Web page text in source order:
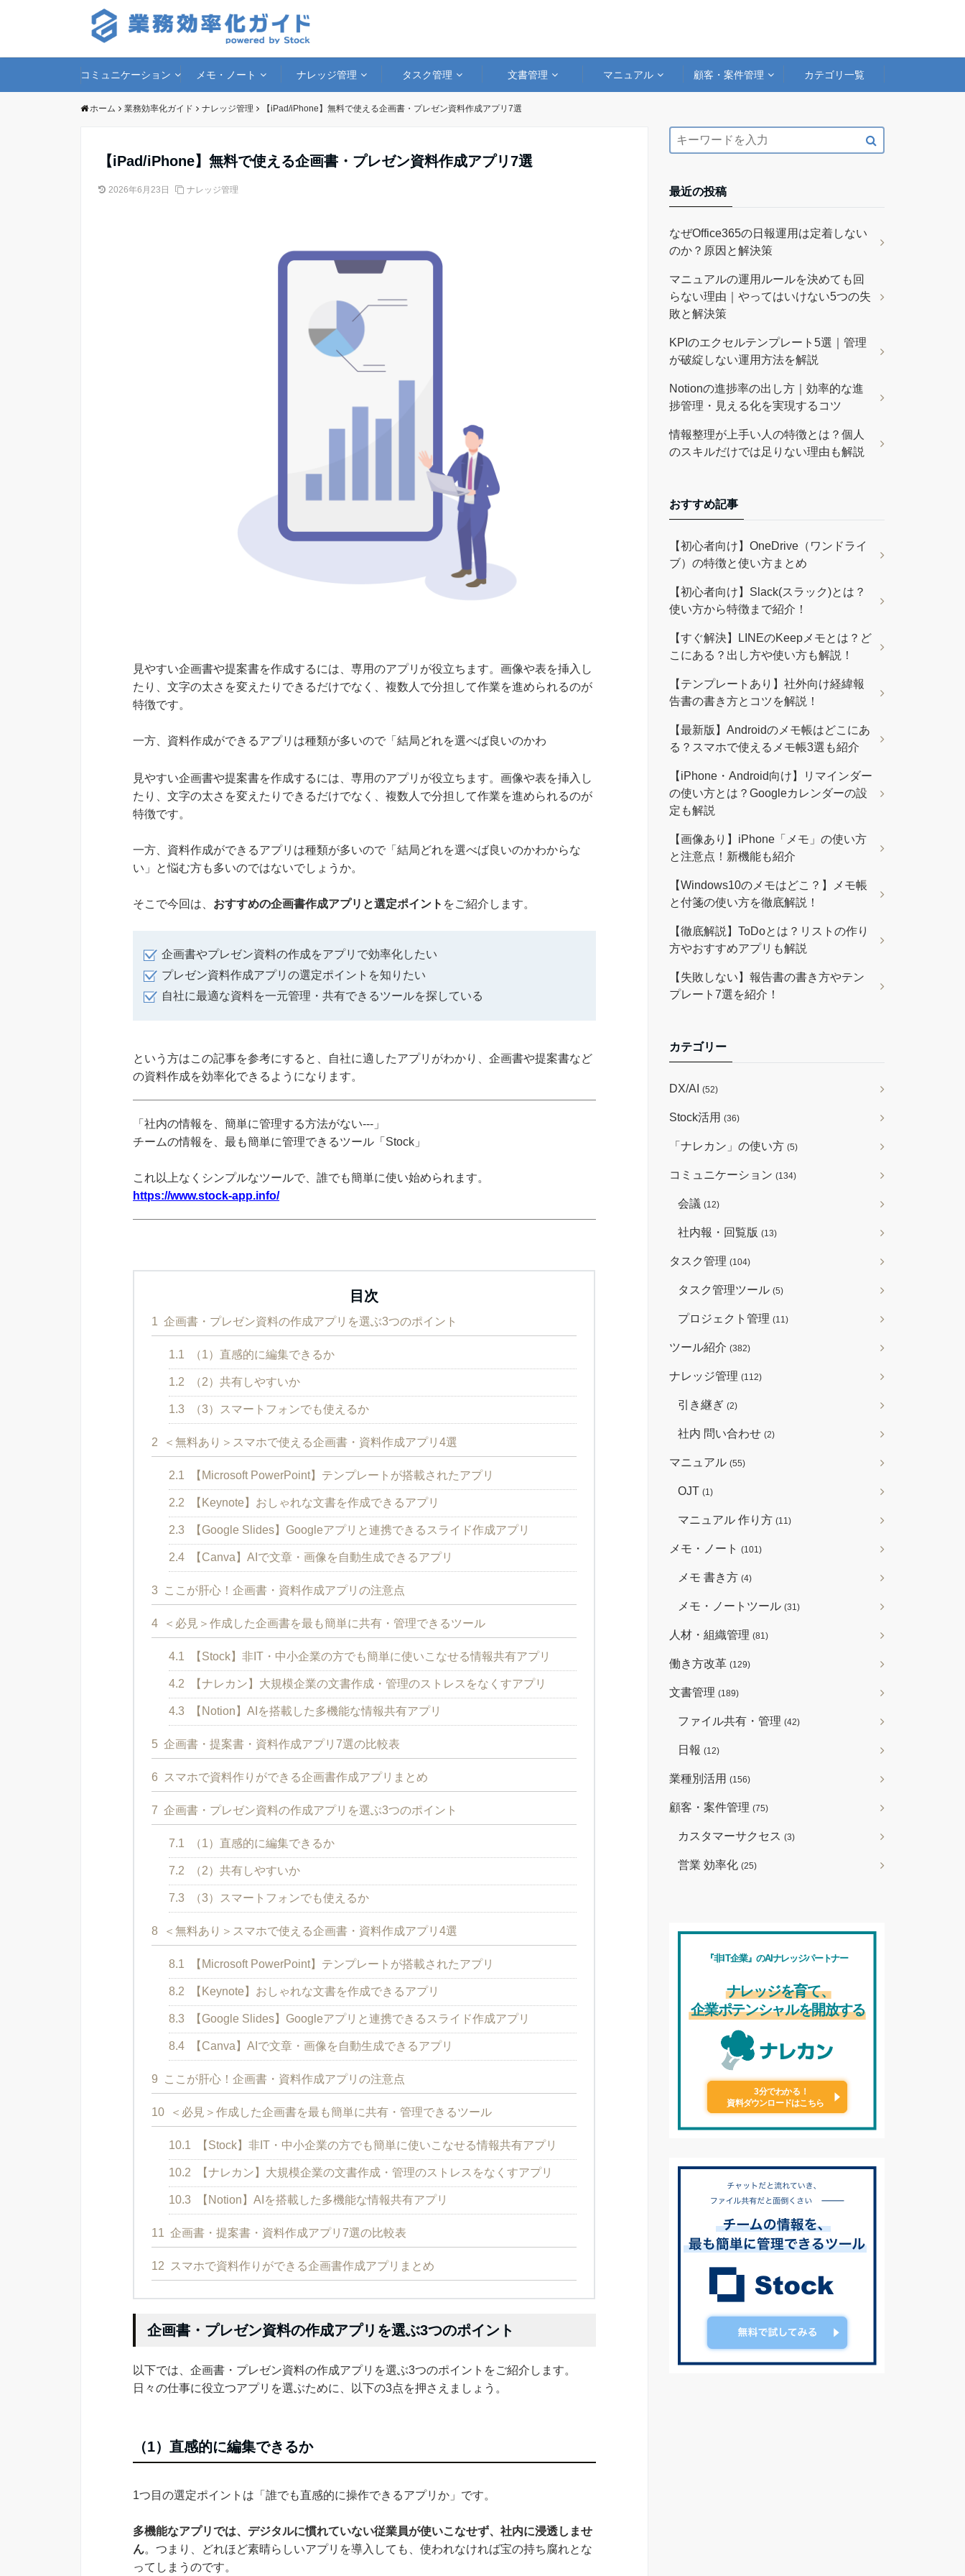
コミュニケーション メモ・ノート ナレッジ管理 タスク管理 文書管理 マニュアル 顧客・案件管理 カテゴリ一覧
ホーム 業務効率化ガイド ナレッジ管理 【iPad/iPhone】無料で使える企画書・プレゼン資料作成アプリ7選
【iPad/iPhone】無料で使える企画書・プレゼン資料作成アプリ7選
2026年6月23日 ナレッジ管理
見やすい企画書や提案書を作成するには、専用のアプリが役立ちます。画像や表を挿入し
たり、文字の太さを変えたりできるだけでなく、複数人で分担して作業を進められるのが
特徴です。
一方、資料作成ができるアプリは種類が多いので「結局どれを選べば良いのかわ
見やすい企画書や提案書を作成するには、専用のアプリが役立ちます。画像や表を挿入し
たり、文字の太さを変えたりできるだけでなく、複数人で分担して作業を進められるのが
特徴です。
一方、資料作成ができるアプリは種類が多いので「結局どれを選べば良いのかわからな
い」と悩む方も多いのではないでしょうか。
そこで今回は、 おすすめの企画書作成アプリと選定ポイント をご紹介します。
企画書やプレゼン資料の作成をアプリで効率化したい
プレゼン資料作成アプリの選定ポイントを知りたい
自社に最適な資料を一元管理・共有できるツールを探している
という方はこの記事を参考にすると、自社に適したアプリがわかり、企画書や提案書など
の資料作成を効率化できるようになります。
「社内の情報を、簡単に管理する方法がない---」
チームの情報を、最も簡単に管理できるツール「Stock」
これ以上なくシンプルなツールで、誰でも簡単に使い始められます。
https://www.stock-app.info/
目次
1 企画書・プレゼン資料の作成アプリを選ぶ3つのポイント
1.1 （1）直感的に編集できるか
1.2 （2）共有しやすいか
1.3 （3）スマートフォンでも使えるか
2 ＜無料あり＞スマホで使える企画書・資料作成アプリ4選
2.1 【Microsoft PowerPoint】テンプレートが搭載されたアプリ
2.2 【Keynote】おしゃれな文書を作成できるアプリ
2.3 【Google Slides】Googleアプリと連携できるスライド作成アプリ
2.4 【Canva】AIで文章・画像を自動生成できるアプリ
3 ここが肝心！企画書・資料作成アプリの注意点
4 ＜必見＞作成した企画書を最も簡単に共有・管理できるツール
4.1 【Stock】非IT・中小企業の方でも簡単に使いこなせる情報共有アプリ
4.2 【ナレカン】大規模企業の文書作成・管理のストレスをなくすアプリ
4.3 【Notion】AIを搭載した多機能な情報共有アプリ
5 企画書・提案書・資料作成アプリ7選の比較表
6 スマホで資料作りができる企画書作成アプリまとめ
7 企画書・プレゼン資料の作成アプリを選ぶ3つのポイント
7.1 （1）直感的に編集できるか
7.2 （2）共有しやすいか
7.3 （3）スマートフォンでも使えるか
8 ＜無料あり＞スマホで使える企画書・資料作成アプリ4選
8.1 【Microsoft PowerPoint】テンプレートが搭載されたアプリ
8.2 【Keynote】おしゃれな文書を作成できるアプリ
8.3 【Google Slides】Googleアプリと連携できるスライド作成アプリ
8.4 【Canva】AIで文章・画像を自動生成できるアプリ
9 ここが肝心！企画書・資料作成アプリの注意点
10 ＜必見＞作成した企画書を最も簡単に共有・管理できるツール
10.1 【Stock】非IT・中小企業の方でも簡単に使いこなせる情報共有アプリ
10.2 【ナレカン】大規模企業の文書作成・管理のストレスをなくすアプリ
10.3 【Notion】AIを搭載した多機能な情報共有アプリ
11 企画書・提案書・資料作成アプリ7選の比較表
12 スマホで資料作りができる企画書作成アプリまとめ
企画書・プレゼン資料の作成アプリを選ぶ3つのポイント
以下では、企画書・プレゼン資料の作成アプリを選ぶ3つのポイントをご紹介します。
日々の仕事に役立つアプリを選ぶために、以下の3点を押さえましょう。
（1）直感的に編集できるか
1つ目の選定ポイントは「誰でも直感的に操作できるアプリか」です。
多機能なアプリでは、デジタルに慣れていない従業員が使いこなせず、社内に浸透しませ
ん。つまり、どれほど素晴らしいアプリを導入しても、使われなければ宝の持ち腐れとな
ってしまうのです。
最近の投稿
なぜOffice365の日報運用は定着しない
のか？原因と解決策
マニュアルの運用ルールを決めても回
らない理由｜やってはいけない5つの失
敗と解決策
KPIのエクセルテンプレート5選｜管理
が破綻しない運用方法を解説
Notionの進捗率の出し方｜効率的な進
捗管理・見える化を実現するコツ
情報整理が上手い人の特徴とは？個人
のスキルだけでは足りない理由も解説
おすすめ記事
【初心者向け】OneDrive（ワンドライ
ブ）の特徴と使い方まとめ
【初心者向け】Slack(スラック)とは？
使い方から特徴まで紹介！
【すぐ解決】LINEのKeepメモとは？ど
こにある？出し方や使い方も解説！
【テンプレートあり】社外向け経緯報
告書の書き方とコツを解説！
【最新版】Androidのメモ帳はどこにあ
る？スマホで使えるメモ帳3選も紹介
【iPhone・Android向け】リマインダー
の使い方とは？Googleカレンダーの設
定も解説
【画像あり】iPhone「メモ」の使い方
と注意点！新機能も紹介
【Windows10のメモはどこ？】メモ帳
と付箋の使い方を徹底解説！
【徹底解説】ToDoとは？リストの作り
方やおすすめアプリも解説
【失敗しない】報告書の書き方やテン
プレート7選を紹介！
カテゴリー
DX/AI (52)
Stock活用 (36)
「ナレカン」の使い方 (5)
コミュニケーション (134)
会議 (12)
社内報・回覧版 (13)
タスク管理 (104)
タスク管理ツール (5)
プロジェクト管理 (11)
ツール紹介 (382)
ナレッジ管理 (112)
引き継ぎ (2)
社内 問い合わせ (2)
マニュアル (55)
OJT (1)
マニュアル 作り方 (11)
メモ・ノート (101)
メモ 書き方 (4)
メモ・ノートツール (31)
人材・組織管理 (81)
働き方改革 (129)
文書管理 (189)
ファイル共有・管理 (42)
日報 (12)
業種別活用 (156)
顧客・案件管理 (75)
カスタマーサクセス (3)
営業 効率化 (25)